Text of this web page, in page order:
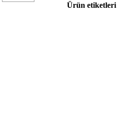
Ürün etiketleri